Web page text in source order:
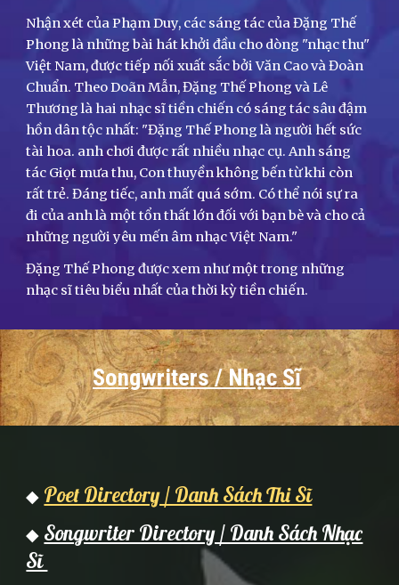
Nhận xét của Phạm Duy, các sáng tác của Đặng Thế
Phong là những bài hát khởi đầu cho dòng "nhạc thu"
Việt Nam, được tiếp nối xuất sắc bởi Văn Cao và Đoàn
Chuẩn. Theo Doãn Mẫn, Đặng Thế Phong và Lê
Thương là hai nhạc sĩ tiền chiến có sáng tác sâu đậm
hồn dân tộc nhất: "Đặng Thế Phong là người hết sức
tài hoa. anh chơi được rất nhiều nhạc cụ. Anh sáng
tác Giọt mưa thu, Con thuyền không bến từ khi còn
rất trẻ. Đáng tiếc, anh mất quá sớm. Có thể nói sự ra
đi của anh là một tổn thất lớn đối với bạn bè và cho cả
những người yêu mến âm nhạc Việt Nam."
Đặng Thế Phong được xem như một trong những
nhạc sĩ tiêu biểu nhất của thời kỳ tiền chiến.
Songwriters / Nhạc Sĩ
◆ Poet Directory / Danh Sách Thi Sĩ
◆ Songwriter Directory / Danh Sách Nhạc
Sĩ